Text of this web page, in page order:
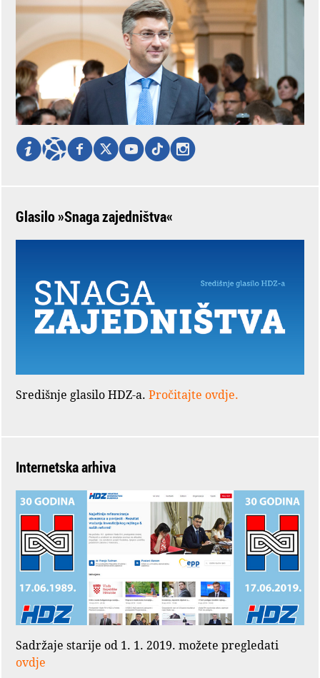
Glasilo »Snaga zajedništva«
Središnje glasilo HDZ-a. Pročitajte ovdje.
Internetska arhiva
Sadržaje starije od 1. 1. 2019. možete pregledati
ovdje